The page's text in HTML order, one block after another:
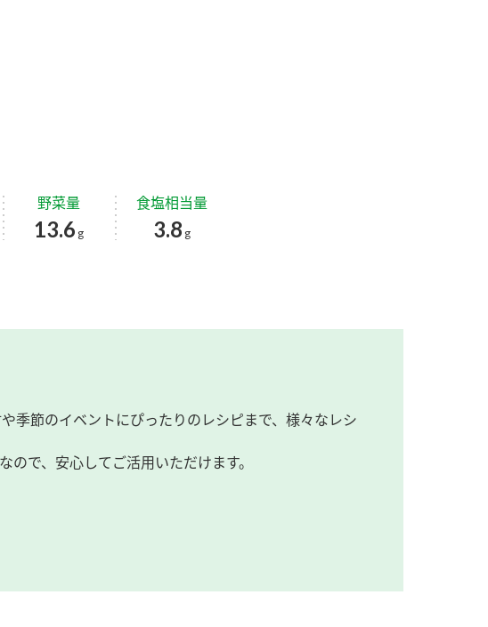
野菜量
13.6 g
食塩相当量
3.8 g
季節のイベントにぴったりのレシピまで、様々なレシ
で、安心してご活用いただけます。